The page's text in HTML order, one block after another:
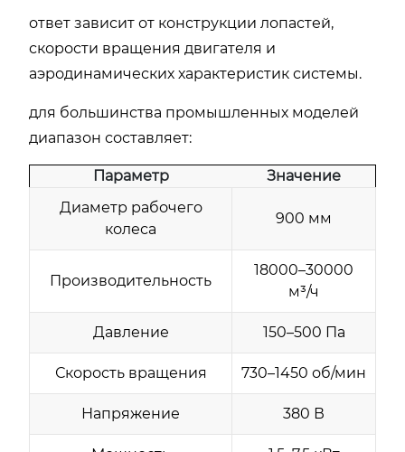
ответ зависит от конструкции лопастей,
скорости вращения двигателя и
аэродинамических характеристик системы.
для большинства промышленных моделей
диапазон составляет:
Параметр
Значение
Диаметр рабочего
колеса
900 мм
Производительность
18000–30000
м³/ч
Давление 150–500 Па
Скорость вращения 730–1450 об/мин
Напряжение 380 В